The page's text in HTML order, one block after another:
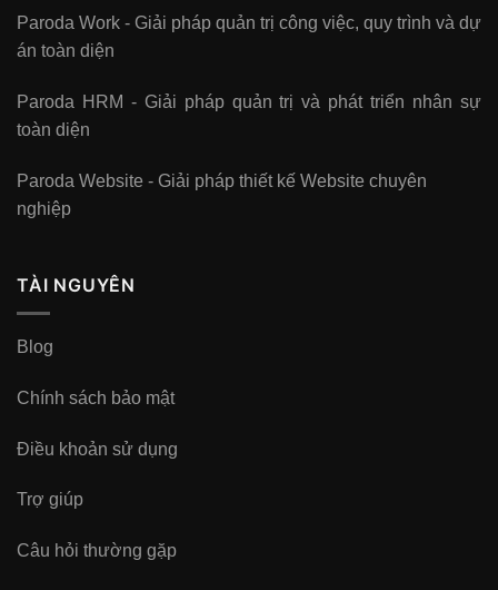
Paroda Work - Giải pháp quản trị công việc, quy trình và dự
án toàn diện
Paroda HRM - Giải pháp quản trị và phát triển nhân sự
toàn diện
Paroda Website - Giải pháp thiết kế Website chuyên
nghiệp
TÀI NGUYÊN
Blog
Chính sách bảo mật
Điều khoản sử dụng
Trợ giúp
Câu hỏi thường gặp